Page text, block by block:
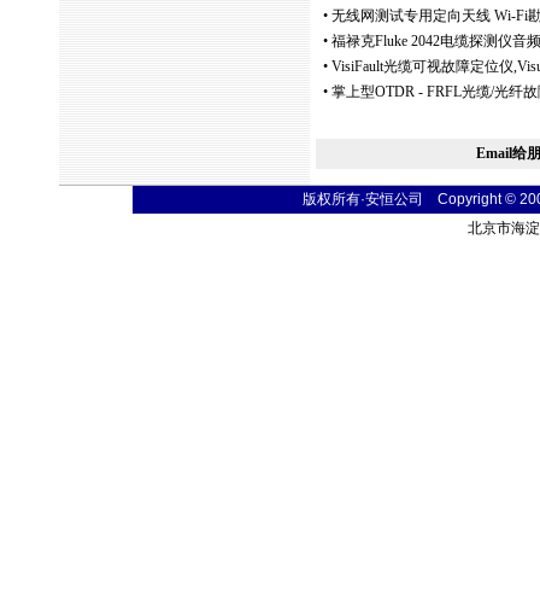
• 无线网测试专用定向天线 Wi-Fi
• 福禄克Fluke 2042电缆探测仪音
• VisiFault光缆可视故障定位仪
• 掌上型OTDR - FRFL光缆/光纤
Email给
版权所有·安恒公司 Copyright ©
北京市海